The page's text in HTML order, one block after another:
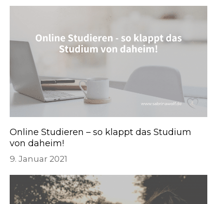
Online Studieren – so klappt das Studium
von daheim!
9. Januar 2021